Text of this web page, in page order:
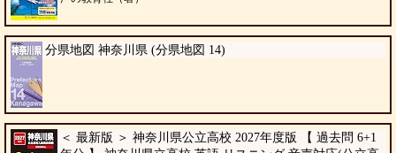
分県地図 神奈川県 (分県地図 14)
＜ 最新版 ＞ 神奈川県公立高校 2027年度版 【 過去問 6+1